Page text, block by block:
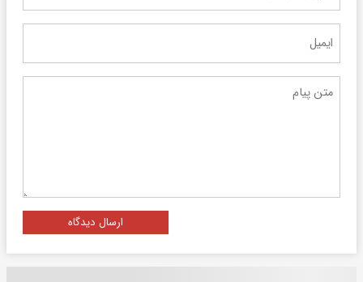
ارسال دیدگاه